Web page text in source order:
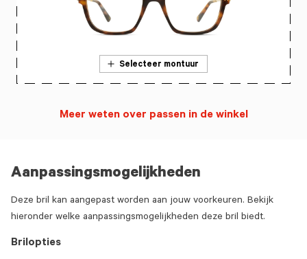
Aanpassingsmogelijkheden
Deze bril kan aangepast worden aan jouw voorkeuren. Bekijk
hieronder welke aanpassingsmogelijkheden deze bril biedt.
Brilopties
Selecteer montuur
Meer weten over passen in de winkel